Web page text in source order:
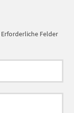
Erforderliche Felder